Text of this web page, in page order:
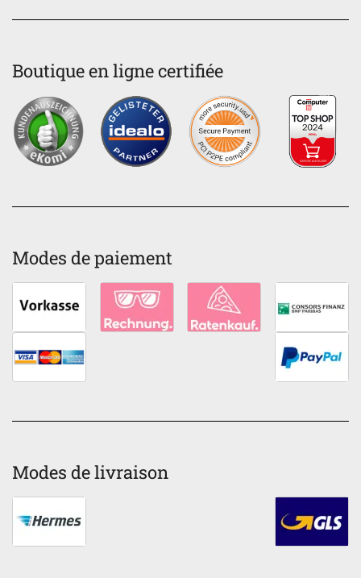
Boutique en ligne certifiée
Modes de paiement
Modes de livraison